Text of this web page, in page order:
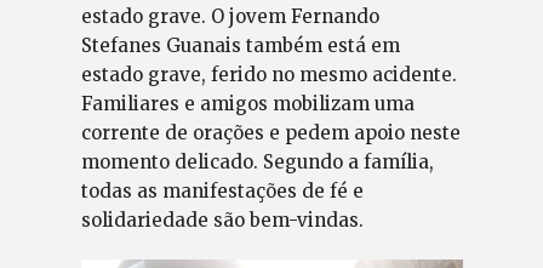
estado grave. O jovem Fernando
Stefanes Guanais também está em
estado grave, ferido no mesmo acidente.
Familiares e amigos mobilizam uma
corrente de orações e pedem apoio neste
momento delicado. Segundo a família,
todas as manifestações de fé e
solidariedade são bem-vindas.